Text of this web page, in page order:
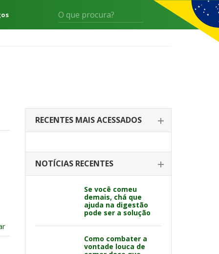
RECENTES MAIS ACESSADOS
NOTÍCIAS RECENTES
Se você comeu
demais, chá que
ajuda na digestão
pode ser a solução
Como combater a
vontade louca de